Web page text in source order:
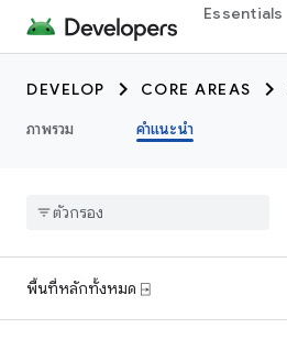
Essentials
DEVELOP CORE AREAS
ภาพรวม
คำแนะนำ
พื้นที่หลักทั้งหมด ⍈